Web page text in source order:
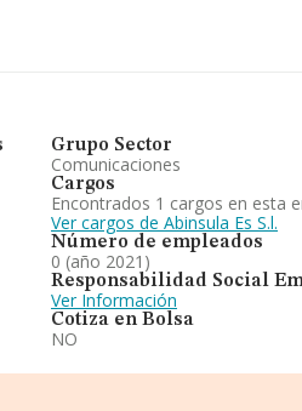
Grupo Sector
Comunicaciones
Cargos
Encontrados 1 cargos en esta
Ver cargos de Abinsula Es S.l.
Número de empleados
0 (año 2021)
Responsabilidad Social
Ver Información
Cotiza en Bolsa
NO